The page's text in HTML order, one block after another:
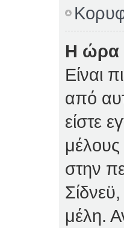
Η ώρα
Είναι
από
είστε
μέλους
στην
μέλη.